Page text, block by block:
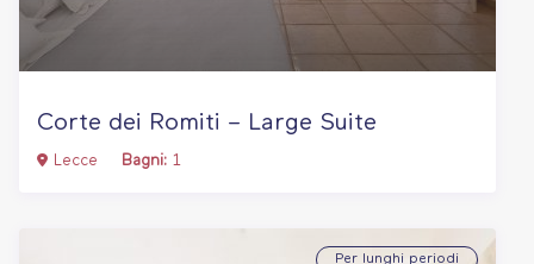
Corte dei Romiti – Large Suite
Lecce Bagni: 1
Per lunghi periodi